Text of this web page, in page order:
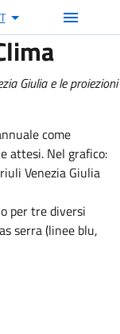
Giulia e le proiezioni
come
attesi. Nel grafico:
Venezia Giulia
per tre diversi
serra (linee blu,